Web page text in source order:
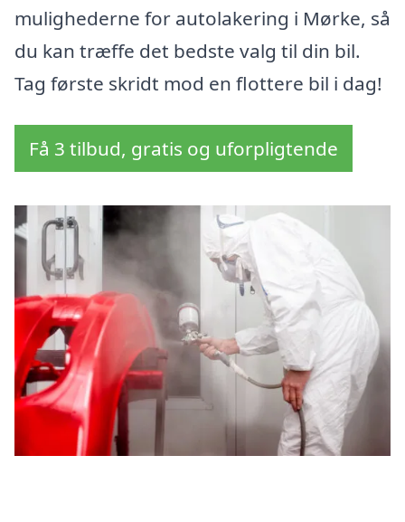
mulighederne for autolakering i Mørke, så
du kan træffe det bedste valg til din bil.
Tag første skridt mod en flottere bil i dag!
Få 3 tilbud, gratis og uforpligtende